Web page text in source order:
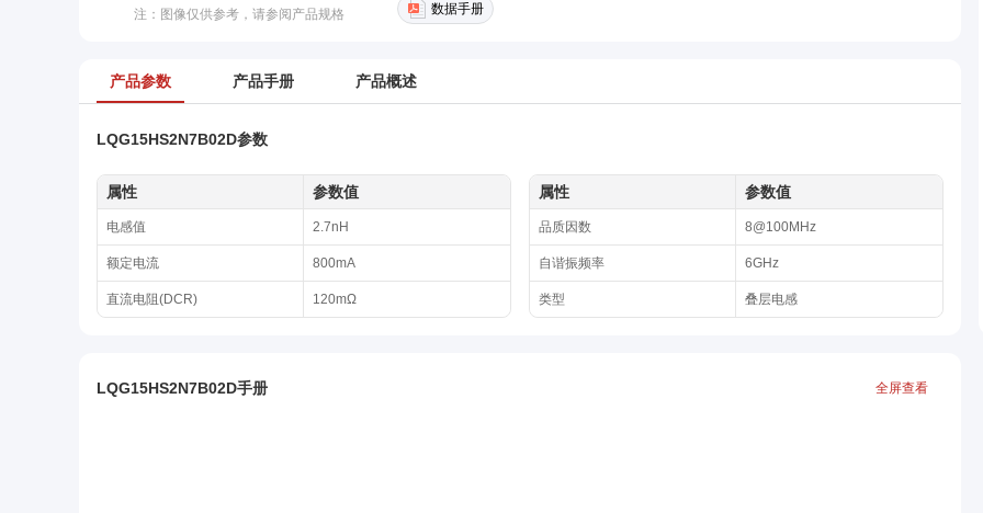
注：图像仅供参考，请参阅产品规格 数据手册
产品参数 产品手册 产品概述
LQG15HS2N7B02D参数
属性 参数值
电感值 2.7nH
额定电流 800mA
直流电阻(DCR) 120mΩ
属性 参数值
品质因数 8@100MHz
自谐振频率 6GHz
类型 叠层电感
LQG15HS2N7B02D手册 全屏查看